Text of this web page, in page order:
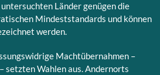
Länder genügen die
Mindeststandards und können
werden.
Machtübernahmen –
setzten Wahlen aus. Andernorts